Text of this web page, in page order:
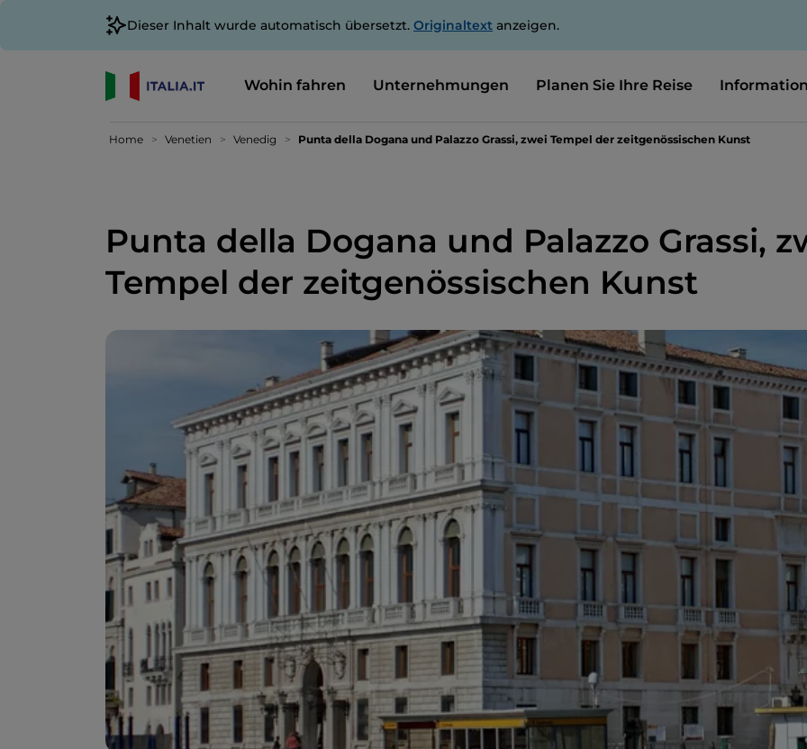
Dieser Inhalt wurde automatisch übersetzt. Originaltext anzeigen.
Wohin fahren Unternehmungen Planen Sie Ihre Reise
Home Venetien Venedig Punta della Dogana und Palazzo Grassi, zwei Tempel der zeitgenössischen Kunst
Punta della Dogana und Palazzo Grassi,
Tempel der zeitgenössischen Kunst